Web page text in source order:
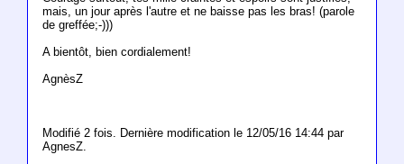
mais, un jour après l'autre et ne baisse pas les bras! (parole
de greffée;-)))
A bientôt, bien cordialement!
AgnèsZ
Modifié 2 fois. Dernière modification le 12/05/16 14:44 par
AgnesZ.